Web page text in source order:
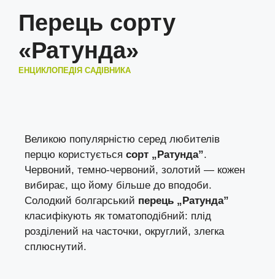
Перець сорту
«Ратунда»
ЕНЦИКЛОПЕДІЯ САДІВНИКА
Великою популярністю серед любителів
перцю користується сорт „Ратунда”.
Червоний, темно-червоний, золотий — кожен
вибирає, що йому більше до вподоби.
Солодкий болгарський перець „Ратунда”
класифікують як томатоподібний: плід
розділений на часточки, округлий, злегка
сплюснутий.